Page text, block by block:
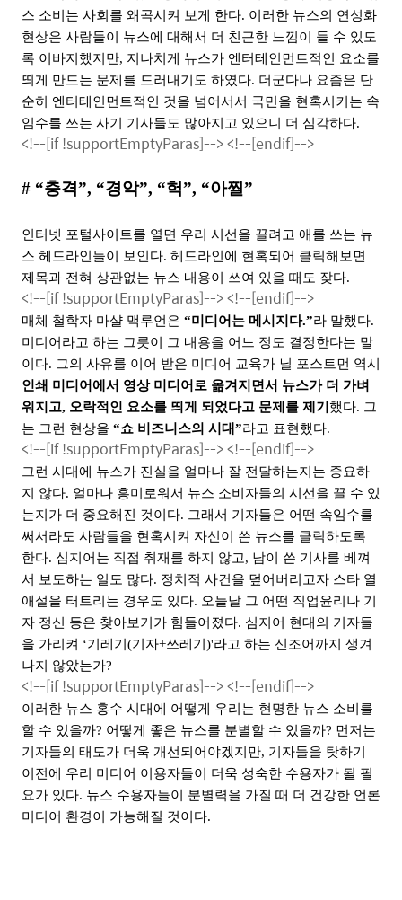
스 소비는 사회를 왜곡시켜 보게 한다. 이러한 뉴스의 연성화
현상은 사람들이 뉴스에 대해서 더 친근한 느낌이 들 수 있도
록 이바지했지만, 지나치게 뉴스가 엔터테인먼트적인 요소를
띄게 만드는 문제를 드러내기도 하였다. 더군다나 요즘은 단
순히 엔터테인먼트적인 것을 넘어서서 국민을 현혹시키는 속
임수를 쓰는 사기 기사들도 많아지고 있으니 더 심각하다.
<!--[if !supportEmptyParas]--><!--[endif]-->
# “충격”, “경악”, “헉”, “아찔”
인터넷 포털사이트를 열면 우리 시선을 끌려고 애를 쓰는 뉴
스 헤드라인들이 보인다. 헤드라인에 현혹되어 클릭해보면
제목과 전혀 상관없는 뉴스 내용이 쓰여 있을 때도 잦다.
<!--[if !supportEmptyParas]--><!--[endif]-->
매체 철학자 마샬 맥루언은 “미디어는 메시지다.”라 말했다.
미디어라고 하는 그릇이 그 내용을 어느 정도 결정한다는 말
이다. 그의 사유를 이어 받은 미디어 교육가 닐 포스트먼 역시
인쇄 미디어에서 영상 미디어로 옮겨지면서 뉴스가 더 가벼
워지고, 오락적인 요소를 띄게 되었다고 문제를 제기 했다. 그
는 그런 현상을 “쇼 비즈니스의 시대”라고 표현했다.
<!--[if !supportEmptyParas]--><!--[endif]-->
그런 시대에 뉴스가 진실을 얼마나 잘 전달하는지는 중요하
지 않다. 얼마나 흥미로워서 뉴스 소비자들의 시선을 끌 수 있
는지가 더 중요해진 것이다. 그래서 기자들은 어떤 속임수를
써서라도 사람들을 현혹시켜 자신이 쓴 뉴스를 클릭하도록
한다. 심지어는 직접 취재를 하지 않고, 남이 쓴 기사를 베껴
서 보도하는 일도 많다. 정치적 사건을 덮어버리고자 스타 열
애설을 터트리는 경우도 있다. 오늘날 그 어떤 직업윤리나 기
자 정신 등은 찾아보기가 힘들어졌다. 심지어 현대의 기자들
을 가리켜 ‘기레기 (기자+쓰레기 )'라고 하는 신조어까지 생겨
나지 않았는가?
<!--[if !supportEmptyParas]--><!--[endif]-->
이러한 뉴스 홍수 시대에 어떻게 우리는 현명한 뉴스 소비를
할 수 있을까? 어떻게 좋은 뉴스를 분별할 수 있을까? 먼저는
기자들의 태도가 더욱 개선되어야겠지만, 기자들을 탓하기
이전에 우리 미디어 이용자들이 더욱 성숙한 수용자가 될 필
요가 있다. 뉴스 수용자들이 분별력을 가질 때 더 건강한 언론
미디어 환경이 가능해질 것이다.